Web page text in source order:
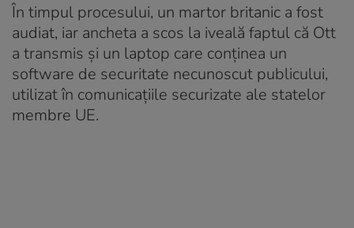
În timpul procesului, un martor britanic a fost
audiat, iar ancheta a scos la iveală faptul că Ott
a transmis și un laptop care conținea un
software de securitate necunoscut publicului,
utilizat în comunicațiile securizate ale statelor
membre UE.